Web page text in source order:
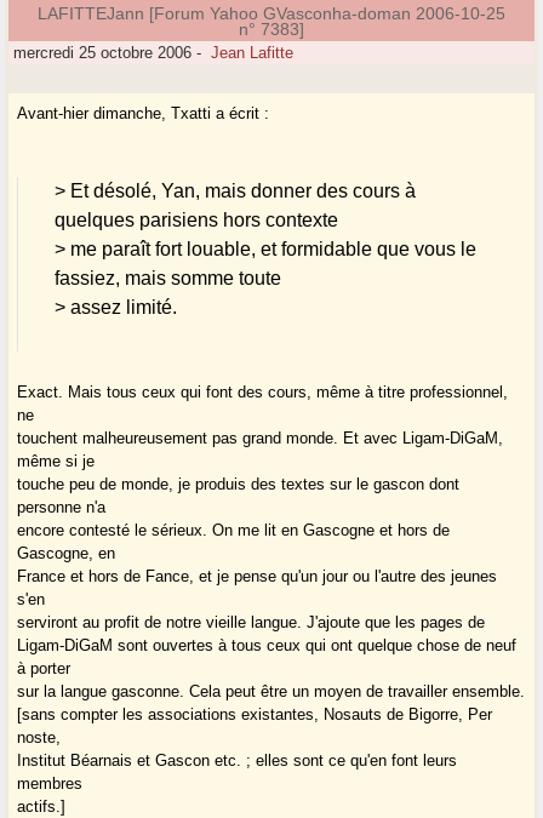
LAFITTEJann [Forum Yahoo GVasconha-doman 2006-10-25
n° 7383]
mercredi 25 octobre 2006 - Jean Lafitte
Avant-hier dimanche, Txatti a écrit :
> Et désolé, Yan, mais donner des cours à
quelques parisiens hors contexte
> me paraît fort louable, et formidable que vous le
fassiez, mais somme toute
> assez limité.
Exact. Mais tous ceux qui font des cours, même à titre professionnel,
ne
touchent malheureusement pas grand monde. Et avec Ligam-DiGaM,
même si je
touche peu de monde, je produis des textes sur le gascon dont
personne n'a
encore contesté le sérieux. On me lit en Gascogne et hors de
Gascogne, en
France et hors de Fance, et je pense qu'un jour ou l'autre des jeunes
s'en
serviront au profit de notre vieille langue. J'ajoute que les pages de
Ligam-DiGaM sont ouvertes à tous ceux qui ont quelque chose de neuf
à porter
sur la langue gasconne. Cela peut être un moyen de travailler ensemble.
[sans compter les associations existantes, Nosauts de Bigorre, Per
noste,
Institut Béarnais et Gascon etc. ; elles sont ce qu'en font leurs
membres
actifs.]